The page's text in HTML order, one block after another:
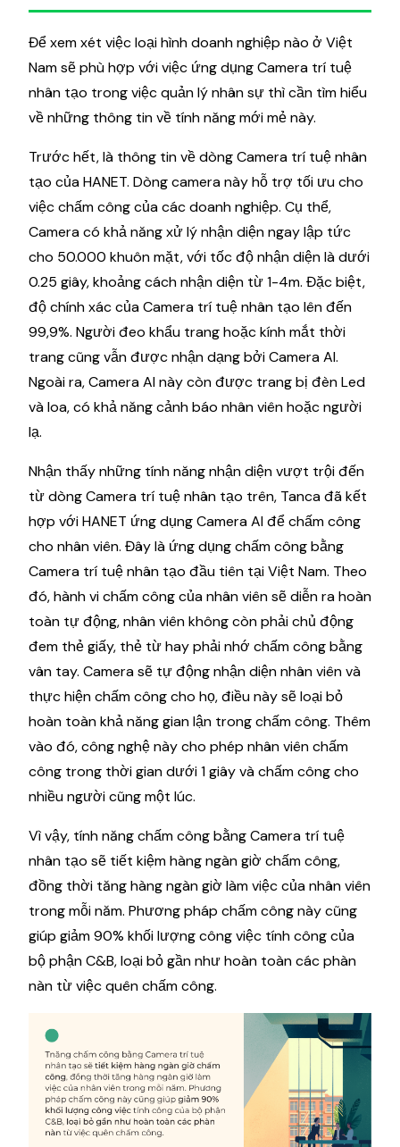
Để xem xét việc loại hình doanh nghiệp nào ở Việt
Nam sẽ phù hợp với việc ứng dụng Camera trí tuệ
nhân tạo trong việc quản lý nhân sự thì cần tìm hiểu
về những thông tin về tính năng mới mẻ này.
Trước hết, là thông tin về dòng Camera trí tuệ nhân
tạo của HANET. Dòng camera này hỗ trợ tối ưu cho
việc chấm công của các doanh nghiệp. Cụ thể,
Camera có khả năng xử lý nhận diện ngay lập tức
cho 50.000 khuôn mặt, với tốc độ nhận diện là dưới
0.25 giây, khoảng cách nhận diện từ 1-4m. Đặc biệt,
độ chính xác của Camera trí tuệ nhân tạo lên đến
99,9%. Người đeo khẩu trang hoặc kính mắt thời
trang cũng vẫn được nhận dạng bởi Camera AI.
Ngoài ra, Camera AI này còn được trang bị đèn Led
và loa, có khả năng cảnh báo nhân viên hoặc người
lạ.
Nhận thấy những tính năng nhận diện vượt trội đến
từ dòng Camera trí tuệ nhân tạo trên, Tanca đã kết
hợp với HANET ứng dụng Camera AI để chấm công
cho nhân viên. Đây là ứng dụng chấm công bằng
Camera trí tuệ nhân tạo đầu tiên tại Việt Nam. Theo
đó, hành vi chấm công của nhân viên sẽ diễn ra hoàn
toàn tự động, nhân viên không còn phải chủ động
đem thẻ giấy, thẻ từ hay phải nhớ chấm công bằng
vân tay. Camera sẽ tự động nhận diện nhân viên và
thực hiện chấm công cho họ, điều này sẽ loại bỏ
hoàn toàn khả năng gian lận trong chấm công. Thêm
vào đó, công nghệ này cho phép nhân viên chấm
công trong thời gian dưới 1 giây và chấm công cho
nhiều người cũng một lúc.
Vì vậy, tính năng chấm công bằng Camera trí tuệ
nhân tạo sẽ tiết kiệm hàng ngàn giờ chấm công,
đồng thời tăng hàng ngàn giờ làm việc của nhân viên
trong mỗi năm. Phương pháp chấm công này cũng
giúp giảm 90% khối lượng công việc tính công của
bộ phận C&B, loại bỏ gần như hoàn toàn các phàn
nàn từ việc quên chấm công.